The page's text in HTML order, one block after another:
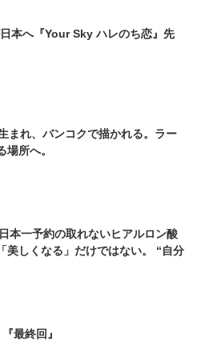
本へ『Your Sky ハレのち恋』先
まれ、バンコクで描かれる。ラー
所へ。
本一予約の取れないヒアルロン酸
美しくなる」だけではない。 “自分
最終回』